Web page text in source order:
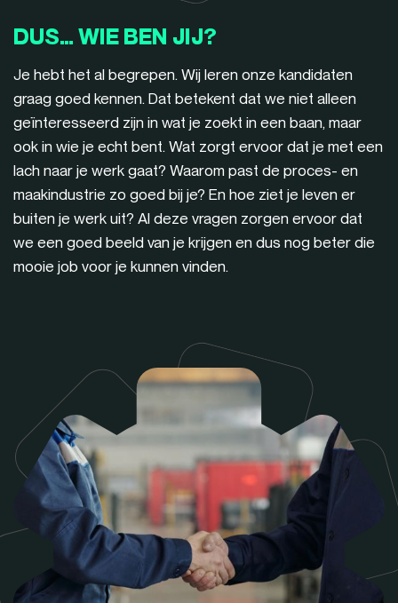
DUS… WIE BEN JIJ?
Je hebt het al begrepen. Wij leren onze kandidaten
graag goed kennen. Dat betekent dat we niet alleen
geïnteresseerd zijn in wat je zoekt in een baan, maar
ook in wie je echt bent. Wat zorgt ervoor dat je met een
lach naar je werk gaat? Waarom past de proces- en
maakindustrie zo goed bij je? En hoe ziet je leven er
buiten je werk uit? Al deze vragen zorgen ervoor dat
we een goed beeld van je krijgen en dus nog beter die
mooie job voor je kunnen vinden.